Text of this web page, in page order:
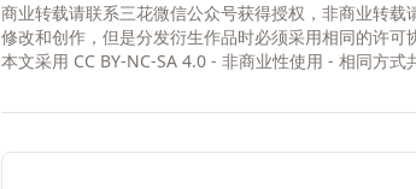
商业转载请联系三花微信公众号获得授权，非商业转
修改和创作，但是分发衍生作品时必须采用相同的许可
本文采用 CC BY-NC-SA 4.0 - 非商业性使用 - 相同方式